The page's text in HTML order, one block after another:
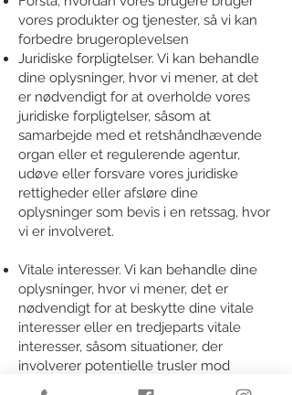
vores produkter og tjenester, så vi kan
forbedre brugeroplevelsen
Juridiske forpligtelser. Vi kan behandle
dine oplysninger, hvor vi mener, at det
er nødvendigt for at overholde vores
juridiske forpligtelser, såsom at
samarbejde med et retshåndhævende
organ eller et regulerende agentur,
udøve eller forsvare vores juridiske
rettigheder eller afsløre dine
oplysninger som bevis i en retssag, hvor
vi er involveret.
Vitale interesser. Vi kan behandle dine
oplysninger, hvor vi mener, det er
nødvendigt for at beskytte dine vitale
interesser eller en tredjeparts vitale
interesser, såsom situationer, der
involverer potentielle trusler mod
enhver persons sikkerhed.